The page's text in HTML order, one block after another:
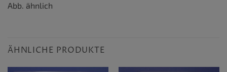
Abb. ähnlich
ÄHNLICHE PRODUKTE